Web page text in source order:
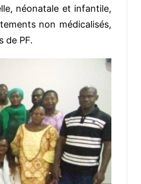
néonatale et infantile,
non médicalisés,
de PF.